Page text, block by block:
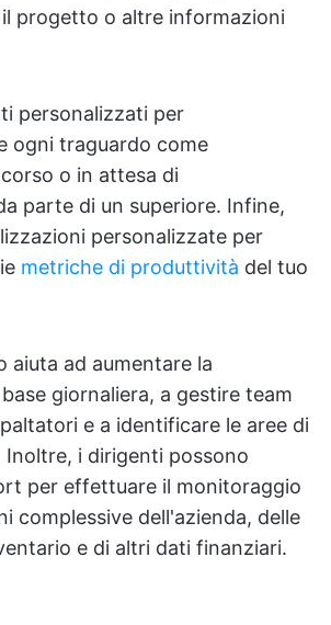
progetto o altre informazioni
personalizzati per
ogni traguardo come
o in attesa di
parte di un superiore. Infine,
personalizzate per
metriche di produttività del tuo
aiuta ad aumentare la
giornaliera, a gestire team
e a identificare le aree di
Inoltre, i dirigenti possono
per effettuare il monitoraggio
complessive dell'azienda, delle
e di altri dati finanziari.